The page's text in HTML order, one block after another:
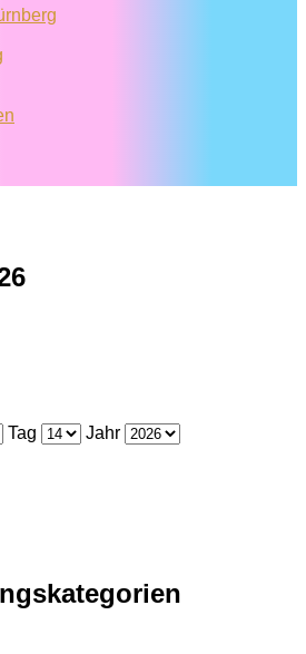
Tag Jahr